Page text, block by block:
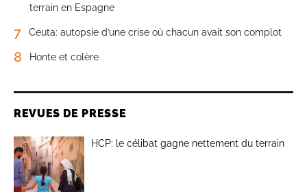
terrain en Espagne
7 Ceuta: autopsie d’une crise où chacun avait son complot
8 Honte et colère
REVUES DE PRESSE
HCP: le célibat gagne nettement du terrain